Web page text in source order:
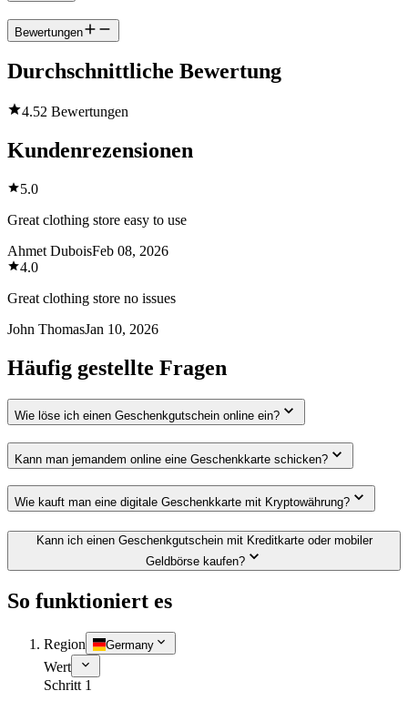
Bewertungen
Durchschnittliche Bewertung
4.52 Bewertungen
Kundenrezensionen
5.0
Great clothing store easy to use
Ahmet DuboisFeb 08, 2026
4.0
Great clothing store no issues
John ThomasJan 10, 2026
Häufig gestellte Fragen
Wie löse ich einen Geschenkgutschein online ein?
Kann man jemandem online eine Geschenkkarte schicken?
Wie kauft man eine digitale Geschenkkarte mit Kryptowährung?
Kann ich einen Geschenkgutschein mit Kreditkarte oder mobiler
Geldbörse kaufen?
So funktioniert es
Region Germany
Wert
Schritt 1